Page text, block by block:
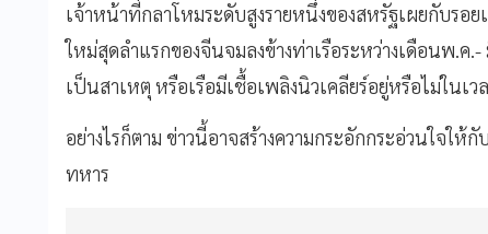
เจ้าหน้าที่กลาโหมระดับสูงรายหนึ่งของสหรัฐเผยกับรอย
ใหม่สุดลำแรกของจีนจมลงข้างท่าเรือระหว่างเดือนพ.ค
เป็นสาเหตุ หรือเรือมีเชื้อเพลิงนิวเคลียร์อยู่หรือไม่ในเว
อย่างไรก็ตาม ข่าวนี้อาจสร้างความกระอักกระอ่วนใจใ
ทหาร